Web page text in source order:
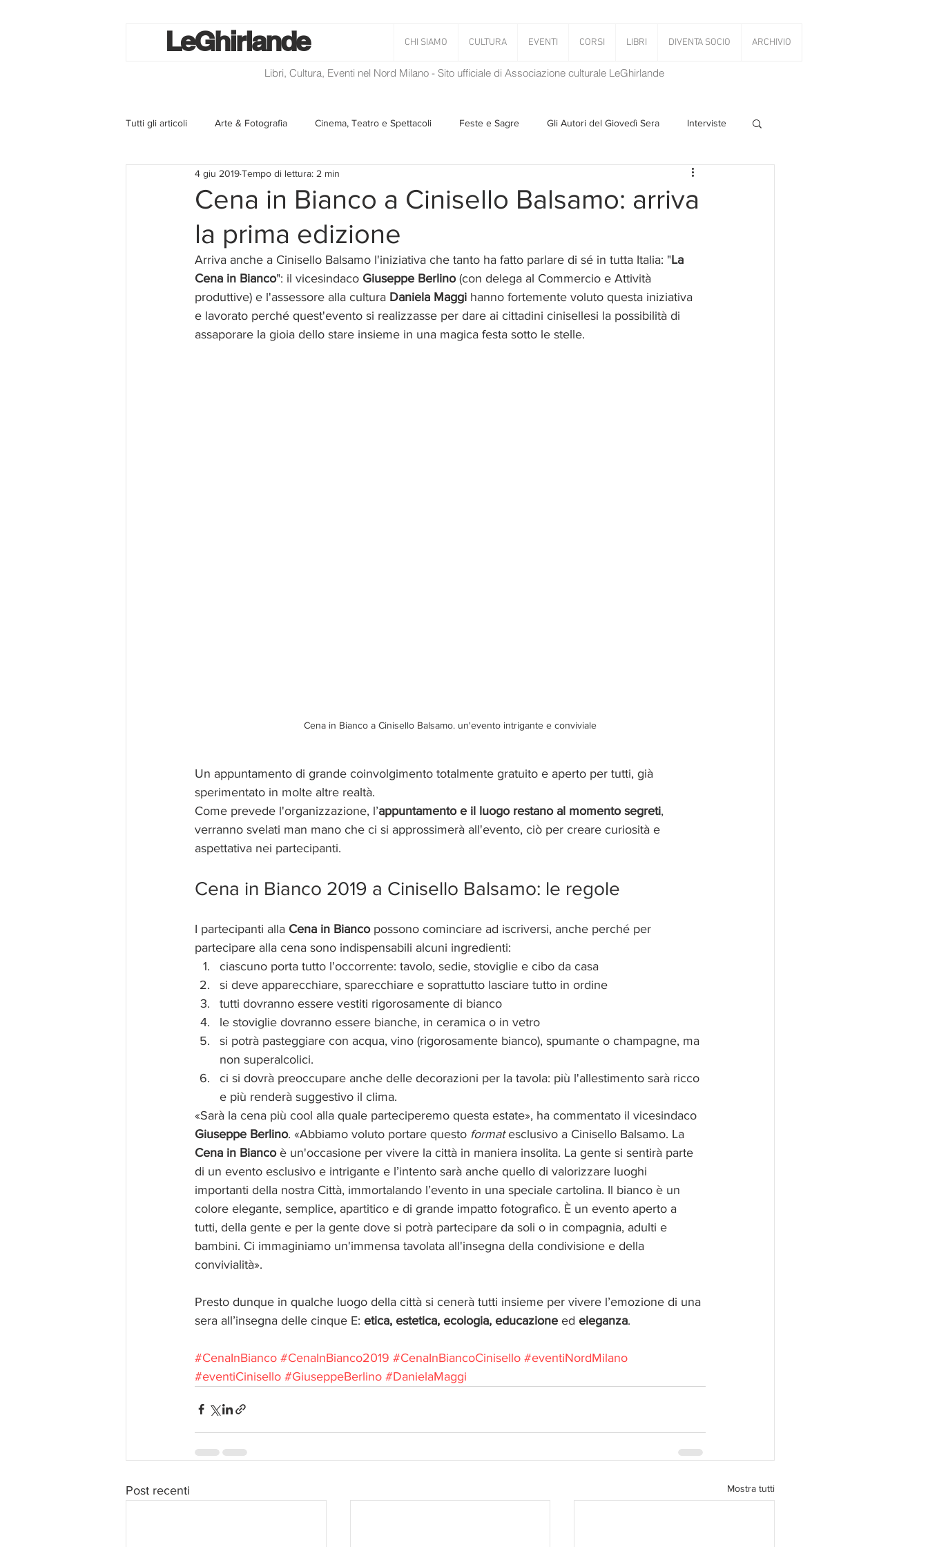
CHI SIAMO CULTURA EVENTI CORSI LIBRI DIVENTA SOCIO ARCHIVIO
LeGhirlande
Libri, Cultura, Eventi nel Nord Milano - Sito ufficiale di Associazione culturale LeGhirlande
Tutti gli articoli Arte & Fotografia Cinema, Teatro e Spettacoli Feste e Sagre Gli Autori del Giovedì Sera Interviste
La lotteria degli scontrini Libri Musica
Eventi ed iniziative Utilità Il Blog di Mirabilis
Cena in Bianco a Cinisello Balsamo: arriva
la prima edizione
4 giu 2019Tempo di lettura: 2 min
Arriva anche a Cinisello Balsamo l'iniziativa che tanto ha fatto parlare di sé in tutta Italia: "La
Cena in Bianco": il vicesindaco Giuseppe Berlino (con delega al Commercio e Attività
produttive) e l'assessore alla cultura Daniela Maggi hanno fortemente voluto questa iniziativa
e lavorato perché quest'evento si realizzasse per dare ai cittadini cinisellesi la possibilità di
assaporare la gioia dello stare insieme in una magica festa sotto le stelle.
Cena in Bianco a Cinisello Balsamo. un'evento intrigante e conviviale
Un appuntamento di grande coinvolgimento totalmente gratuito e aperto per tutti, già
sperimentato in molte altre realtà.
Come prevede l'organizzazione, l’appuntamento e il luogo restano al momento segreti,
verranno svelati man mano che ci si approssimerà all'evento, ciò per creare curiosità e
aspettativa nei partecipanti.
Cena in Bianco 2019 a Cinisello Balsamo: le regole
I partecipanti alla Cena in Bianco possono cominciare ad iscriversi, anche perché per
partecipare alla cena sono indispensabili alcuni ingredienti:
ciascuno porta tutto l'occorrente: tavolo, sedie, stoviglie e cibo da casa
si deve apparecchiare, sparecchiare e soprattutto lasciare tutto in ordine
tutti dovranno essere vestiti rigorosamente di bianco
le stoviglie dovranno essere bianche, in ceramica o in vetro
si potrà pasteggiare con acqua, vino (rigorosamente bianco), spumante o champagne, ma
non superalcolici.
ci si dovrà preoccupare anche delle decorazioni per la tavola: più l'allestimento sarà ricco
e più renderà suggestivo il clima.
«Sarà la cena più cool alla quale parteciperemo questa estate», ha commentato il vicesindaco
Giuseppe Berlino. «Abbiamo voluto portare questo format esclusivo a Cinisello Balsamo. La
Cena in Bianco è un'occasione per vivere la città in maniera insolita. La gente si sentirà parte
di un evento esclusivo e intrigante e l’intento sarà anche quello di valorizzare luoghi
importanti della nostra Città, immortalando l’evento in una speciale cartolina. Il bianco è un
colore elegante, semplice, apartitico e di grande impatto fotografico. È un evento aperto a
tutti, della gente e per la gente dove si potrà partecipare da soli o in compagnia, adulti e
bambini. Ci immaginiamo un'immensa tavolata all'insegna della condivisione e della
convivialità».
Presto dunque in qualche luogo della città si cenerà tutti insieme per vivere l’emozione di una
sera all’insegna delle cinque E: etica, estetica, ecologia, educazione ed eleganza.
#CenaInBianco #CenaInBianco2019 #CenaInBiancoCinisello #eventiNordMilano
#eventiCinisello #GiuseppeBerlino #DanielaMaggi
Post recenti Mostra tutti